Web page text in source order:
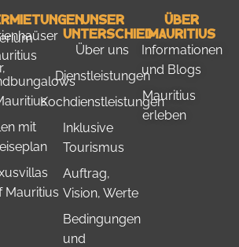
mit
Mauritius
Unser
Unterschied
Über uns
Dienstleistungen
Kochdienstleistungen
Inklusive
Tourismus
Auftrag,
Vision, Werte
Bedingungen
und
Über
Mauritius
Informationen
und Blogs
Mauritius
erleben